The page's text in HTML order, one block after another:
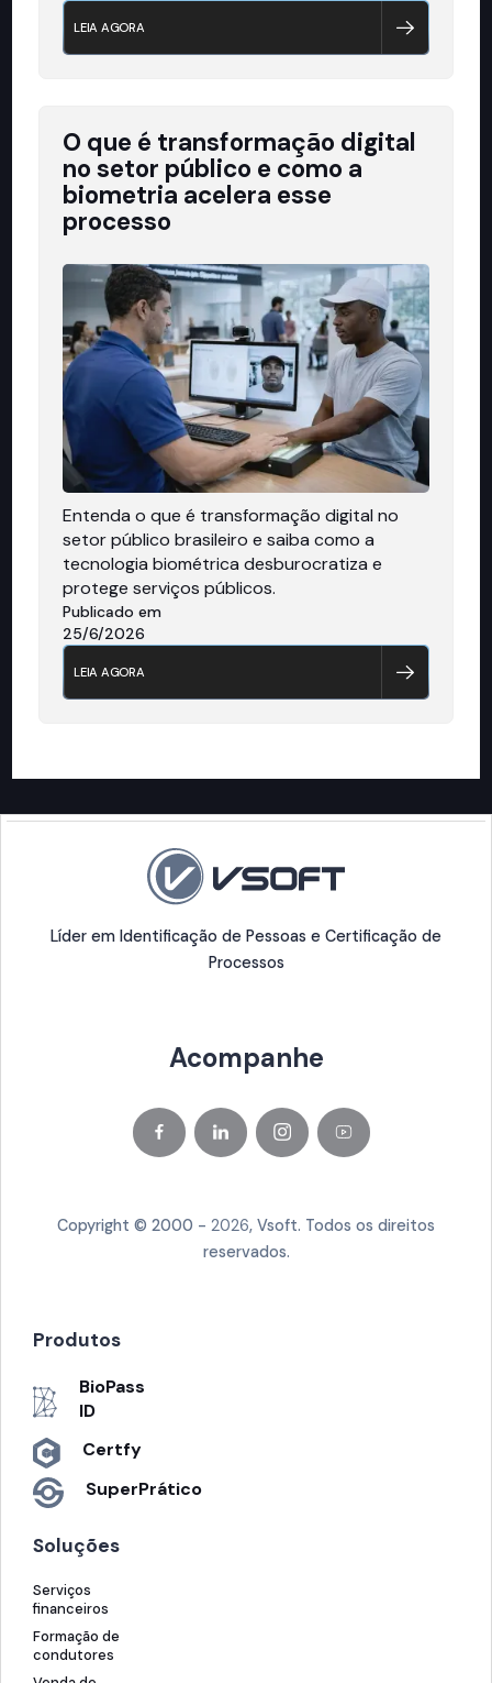
LEIA AGORA
O que é transformação digital
no setor público e como a
biometria acelera esse
processo
Entenda o que é transformação digital no
setor público brasileiro e saiba como a
tecnologia biométrica desburocratiza e
protege serviços públicos.
Publicado em
25/6/2026
LEIA AGORA
Líder em Identificação de Pessoas e Certificação de
Processos
Acompanhe
Copyright © 2000 - 2026, Vsoft. Todos os direitos
reservados.
Produtos
BioPass
ID
Certfy
SuperPrático
Soluções
Serviços
financeiros
Formação de
condutores